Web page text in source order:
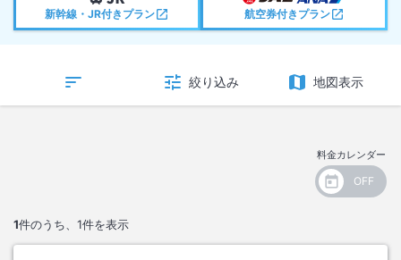
新幹線・JR付きプラン 航空券付きプラン
絞り込み 地図表示
料金カレンダー
1件のうち、 1件を表示